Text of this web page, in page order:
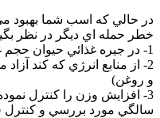
در حالي که اسب شما بهبود
خطر حمله اي ديگر در نظر
1- در جيره غذائي حيوان حجم غلات را به کمترين حد ممکن برسانيد.
2- از منابع انرژي که کند
و روغن)
3- افزايش وزن را کنترل
سالگي مورد بررسي و کنترل